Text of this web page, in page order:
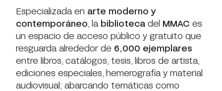
Especializada en arte moderno y
contemporáneo , la biblioteca del MMAC es
un espacio de acceso público y gratuito que
resguarda alrededor de 6,000 ejemplares
entre libros, catálogos, tesis, libros de artista,
ediciones especiales, hemerografía y material
audiovisual; abarcando temáticas como